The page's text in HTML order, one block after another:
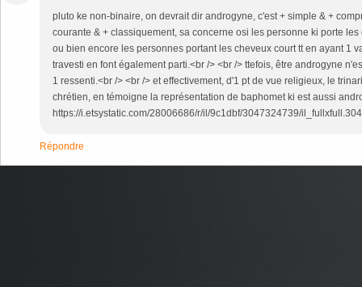
pluto ke non-binaire, on devrait dir androgyne, c'est + simple & +
courante & + classiquement, sa concerne osi les personne ki porte
ou bien encore les personnes portant les cheveux court tt en ayant 1
travesti en font également parti.<br /> <br /> ttefois, être androgyne
1 ressenti.<br /> <br /> et effectivement, d'1 pt de vue religieux, le
chrétien, en témoigne la représentation de baphomet ki est aussi
https://i.etsystatic.com/28006686/r/il/9c1dbf/3047324739/
Répondre